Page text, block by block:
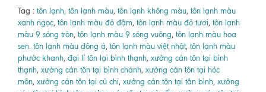
Tag : tôn lạnh, tôn lạnh màu, tôn lạnh không màu, tôn lạnh màu
xanh ngọc, tôn lạnh màu đỏ đậm, tôn lạnh màu đỏ tươi, tôn lạnh
màu 9 sóng tròn, tôn lạnh màu 9 sóng vuông, tôn lạnh màu hoa
sen tôn lạnh màu đông á, tôn lạnh màu việt nhật, tôn lạnh màu
phước khanh, đại lí tôn lại bình thạnh, xưởng cán tôn tại bình
thạnh, xưởng cán tôn tại bình chánh, xưởng cán tôn tại hóc
môn, xưởng cán tôn tại củ chi, xưởng cán tôn tại tân bình, xưởng